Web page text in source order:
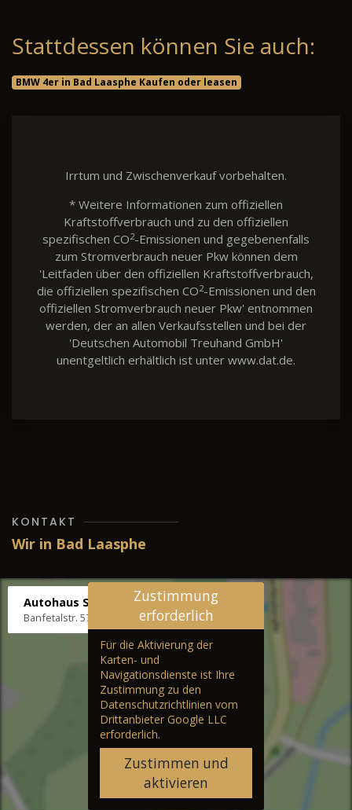
Stattdessen können Sie auch:
BMW 4er in Bad Laasphe Kaufen oder leasen
Irrtum und Zwischenverkauf vorbehalten.
* Weitere Informationen zum offiziellen
Kraftstoffverbrauch und zu den offiziellen
spezifischen CO2-Emissionen und gegebenenfalls
zum Stromverbrauch neuer Pkw können dem
'Leitfaden über den offiziellen Kraftstoffverbrauch,
die offiziellen spezifischen CO2-Emissionen und den
offiziellen Stromverbrauch neuer Pkw' entnommen
werden, der an allen Verkaufsstellen und bei der
'Deutschen Automobil Treuhand GmbH'
unentgeltlich erhältlich ist unter www.dat.de.
KONTAKT
Wir in Bad Laasphe
Autohaus Stenger
Banfetalstr. 57, 57334 Bad Laasphe
Zustimmung
erforderlich
Für die Aktivierung der
Karten- und
Navigationsdienste ist Ihre
Zustimmung zu den
Datenschutzrichtlinien vom
Drittanbieter Google LLC
erforderlich.
Zustimmen und
aktivieren